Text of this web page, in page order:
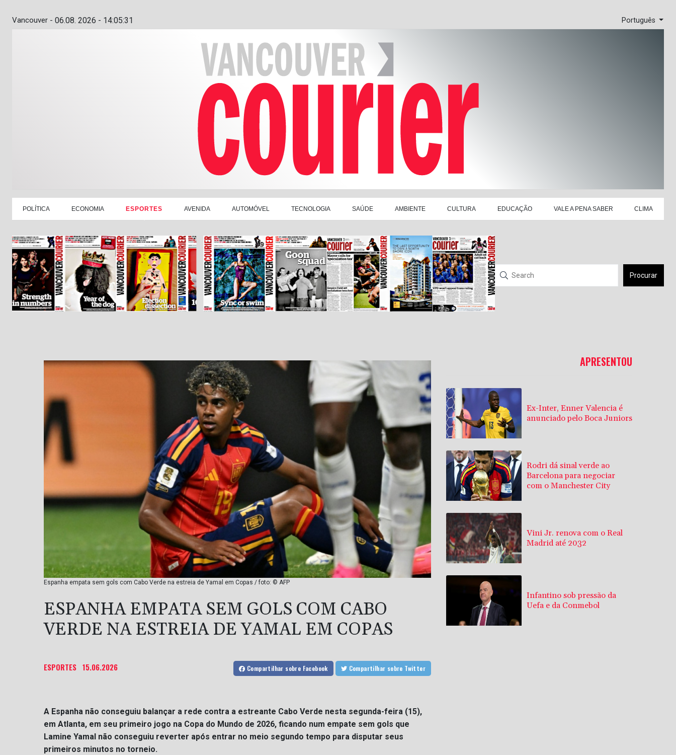
Vancouver - 06.08. 2026 - 14:05:32 Português
POLÍTICA ECONOMIA ESPORTES AVENIDA AUTOMÓVEL TECNOLOGIA SAÚDE AMBIENTE CULTURA EDUCAÇÃO VALE A PENA SABER CLIMA
Procurar
Espanha empata sem gols com Cabo Verde na estreia de Yamal em Copas / foto: © AFP
ESPANHA EMPATA SEM GOLS COM CABO
VERDE NA ESTREIA DE YAMAL EM COPAS
ESPORTES 15.06.2026 Compartilhar sobre Facebook Compartilhar sobre Twitter
A Espanha não conseguiu balançar a rede contra a estreante Cabo Verde nesta segunda-feira (15),
em Atlanta, em seu primeiro jogo na Copa do Mundo de 2026, ficando num empate sem gols que
Lamine Yamal não conseguiu reverter após entrar no meio segundo tempo para disputar seus
primeiros minutos no torneio.
APRESENTOU
Ex-Inter, Enner Valencia é
anunciado pelo Boca Juniors
Rodri dá sinal verde ao
Barcelona para negociar
com o Manchester City
Vini Jr. renova com o Real
Madrid até 2032
Infantino sob pressão da
Uefa e da Conmebol